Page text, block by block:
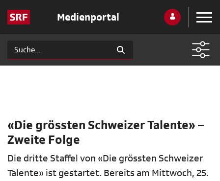
Medienportal
«Die grössten Schweizer Talente» –
Zweite Folge
Die dritte Staffel von «Die grössten Schweizer
Talente» ist gestartet. Bereits am Mittwoch, 25.